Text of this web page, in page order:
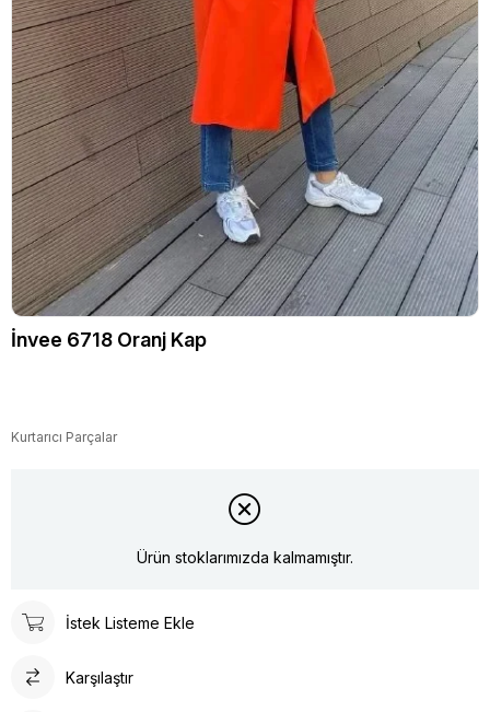
İnvee 6718 Oranj Kap
Kurtarıcı Parçalar
Ürün stoklarımızda kalmamıştır.
İstek Listeme Ekle
Karşılaştır